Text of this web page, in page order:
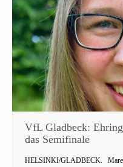
VfL Gladbeck:
das Semifinale
HELSINKI/GLADBECK.